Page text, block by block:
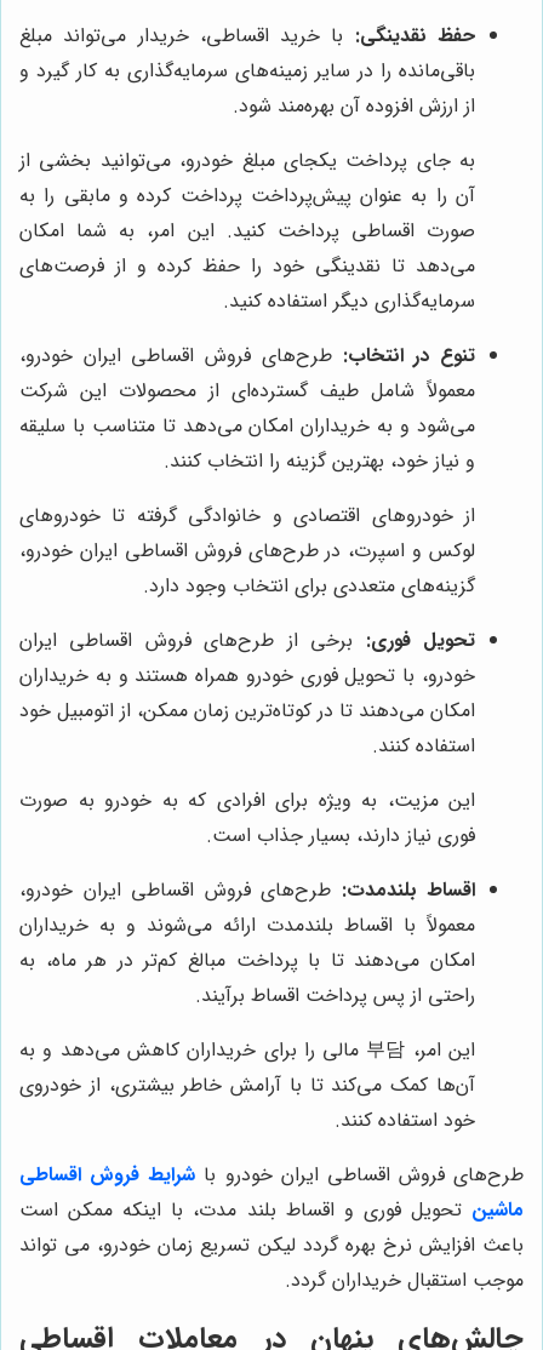
حفظ نقدینگی: با خرید اقساطی، خریدار می‌تواند مبلغ
باقی‌مانده را در سایر زمینه‌های سرمایه‌گذاری به کار گیرد و
از ارزش افزوده آن بهره‌مند شود.
به جای پرداخت یکجای مبلغ خودرو، می‌توانید بخشی از
آن را به عنوان پیش‌پرداخت پرداخت کرده و مابقی را به
صورت اقساطی پرداخت کنید. این امر، به شما امکان
می‌دهد تا نقدینگی خود را حفظ کرده و از فرصت‌های
سرمایه‌گذاری دیگر استفاده کنید.
تنوع در انتخاب: طرح‌های فروش اقساطی ایران خودرو،
معمولاً شامل طیف گسترده‌ای از محصولات این شرکت
می‌شود و به خریداران امکان می‌دهد تا متناسب با سلیقه
و نیاز خود، بهترین گزینه را انتخاب کنند.
از خودروهای اقتصادی و خانوادگی گرفته تا خودروهای
لوکس و اسپرت، در طرح‌های فروش اقساطی ایران خودرو،
گزینه‌های متعددی برای انتخاب وجود دارد.
تحویل فوری: برخی از طرح‌های فروش اقساطی ایران
خودرو، با تحویل فوری خودرو همراه هستند و به خریداران
امکان می‌دهند تا در کوتاه‌ترین زمان ممکن، از اتومبیل خود
استفاده کنند.
این مزیت، به ویژه برای افرادی که به خودرو به صورت
فوری نیاز دارند، بسیار جذاب است.
اقساط بلندمدت: طرح‌های فروش اقساطی ایران خودرو،
معمولاً با اقساط بلندمدت ارائه می‌شوند و به خریداران
امکان می‌دهند تا با پرداخت مبالغ کم‌تر در هر ماه، به
راحتی از پس پرداخت اقساط برآیند.
این امر، 부담 مالی را برای خریداران کاهش می‌دهد و به
آن‌ها کمک می‌کند تا با آرامش خاطر بیشتری، از خودروی
خود استفاده کنند.
طرح‌های فروش اقساطی ایران خودرو با شرایط فروش اقساطی
ماشین تحویل فوری و اقساط بلند مدت، با اینکه ممکن است
باعث افزایش نرخ بهره گردد لیکن تسریع زمان خودرو، می تواند
موجب استقبال خریداران گردد.
چالش‌های پنهان در معاملات اقساطی